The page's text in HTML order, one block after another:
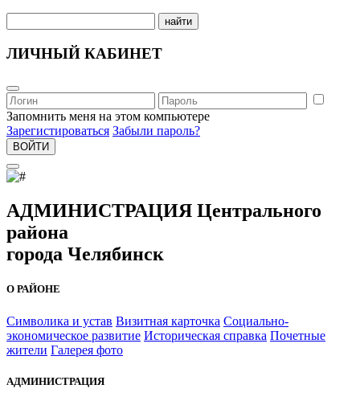
найти
ЛИЧНЫЙ КАБИНЕТ
Запомнить меня на этом компьютере
Зарегистироваться Забыли пароль?
ВОЙТИ
АДМИНИСТРАЦИЯ Центрального
района
города Челябинск
О РАЙОНЕ
Символика и устав Визитная карточка Социально-
экономическое развитие Историческая справка Почетные
жители Галерея фото
АДМИНИСТРАЦИЯ